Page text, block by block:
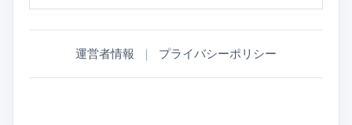
運営者情報 ｜ プライバシーポリシー